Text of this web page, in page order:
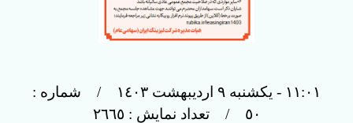
١١:٠١
- يکشنبه ٩ ارديبهشت ١٤٠٣ / شماره :
٥٠ / تعداد نمایش : ٢٦٦٥